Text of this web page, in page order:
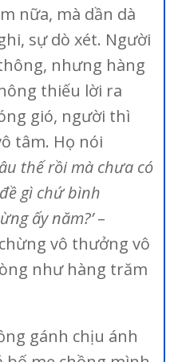
nữa, mà dần dà
sự dò xét. Người
nhưng hàng
thiếu lời ra
gió, người thì
tâm. Họ nói
thế rồi mà chưa có
gì chứ bình
ấy năm?’–
vô thưởng vô
như hàng trăm
gánh chịu ánh